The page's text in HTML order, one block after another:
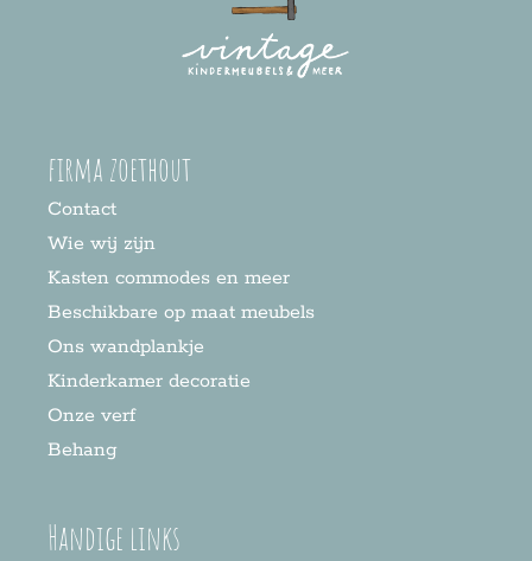
firma zoethout
Contact
Wie wij zijn
Kasten commodes en meer
Beschikbare op maat meubels
Ons wandplankje
Kinderkamer decoratie
Onze verf
Behang
Handige links